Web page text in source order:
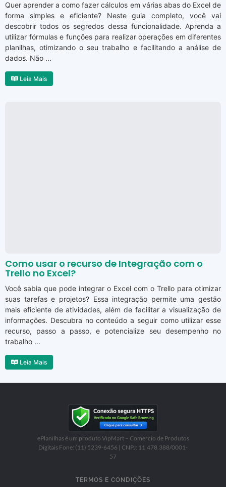
Quer aprender a como fazer cálculos em várias abas do Excel de
forma simples e eficiente? Neste guia completo, você vai
descobrir todos os segredos dessa funcionalidade. Aprenda a
utilizar fórmulas e funções para realizar operações em diferentes
planilhas, otimizando o seu trabalho e facilitando a análise de
dados. Não ...
Leia Mais
Como usar o recurso de Integração com o
Trello no Excel?
Você sabia que pode integrar o Excel com o Trello para otimizar
suas tarefas e projetos? Essa integração permite uma gestão
mais eficiente de atividades, além de facilitar a visualização de
informações. Descubra no conteúdo a seguir como utilizar esse
recurso, passo a passo, e potencialize seu desempenho no
trabalho ...
Leia Mais
ePlanilhas é um produto VipMart – Comercio de Produtos
Digitais Fone: (11) 5239-6456 | CNPJ: 11.478.388/0001-
57
TERMOS E CONDIÇÕES